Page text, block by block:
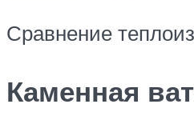
Сравнение
Каменная